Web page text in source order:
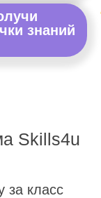
знаний
Skills4u
за класс